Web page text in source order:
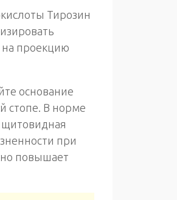
Тирозин
проекцию
основание
стопе. В норме
щитовидная
при
повышает